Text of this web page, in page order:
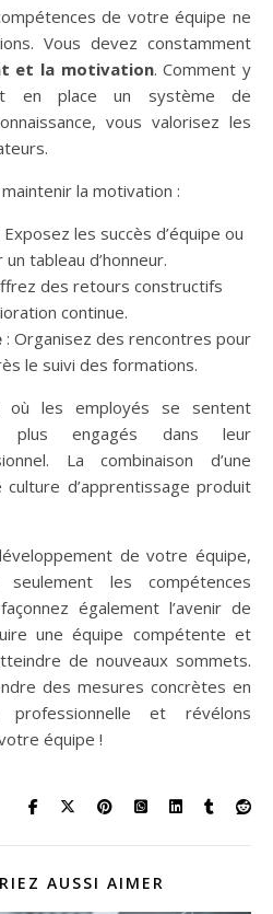
de votre équipe ne
Vous devez constamment
et la motivation. Comment y
en place un système de
vous valorisez les
la motivation :
Exposez les succès d’équipe ou
tableau d’honneur.
des retours constructifs
continue.
: Organisez des rencontres pour
le suivi des formations.
où les employés se sentent
plus engagés dans leur
La combinaison d’une
d’apprentissage produit
de votre équipe,
les compétences
également l’avenir de
une équipe compétente et
de nouveaux sommets.
des mesures concrètes en
et révélons
équipe !
AUSSI AIMER